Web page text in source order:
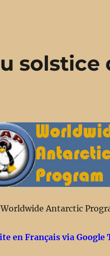
solstice
Worldwide Antarctic
en Français via Google